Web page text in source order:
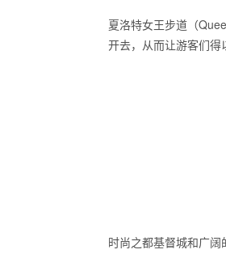
夏洛特女王步道（
开去，从而让游客们得
时尚之都基督城和广